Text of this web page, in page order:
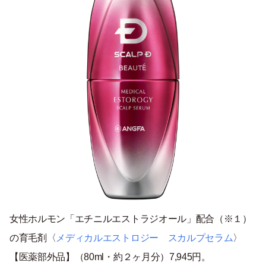
女性ホルモン「エチニルエストラジオール」配合（※１）
の育毛剤〈 メディカルエストロジー スカルプセラム〉
【医薬部外品】（80ml・約２ヶ月分）7,945円。